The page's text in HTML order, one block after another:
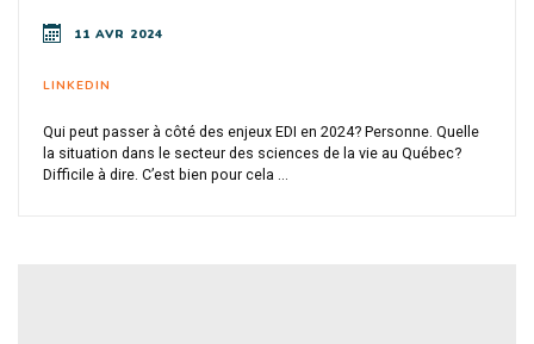
11 AVR 2024
LINKEDIN
Qui peut passer à côté des enjeux EDI en 2024? Personne. Quelle
la situation dans le secteur des sciences de la vie au Québec?
Difficile à dire. C’est bien pour cela ...